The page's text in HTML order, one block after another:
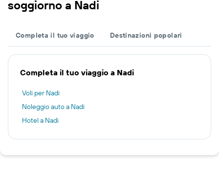
soggiorno a Nadi
Completa il tuo viaggio Destinazioni popolari
Completa il tuo viaggio a Nadi
Voli per Nadi
Noleggio auto a Nadi
Hotel a Nadi